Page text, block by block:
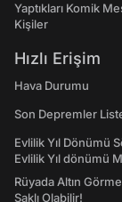
Yaptıkları Komik
Kişiler
Hızlı Erişim
Hava Durumu
Son Depremler
Evlilik Yıl Dönümü
Evlilik Yıl dönümü
Rüyada Altın
Saklı Olabilir!